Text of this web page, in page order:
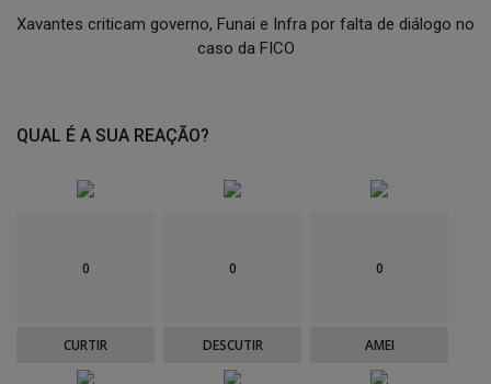
Xavantes criticam governo, Funai e Infra por falta de diálogo no
caso da FICO
QUAL É A SUA REAÇÃO?
0
CURTIR
0
DESCUTIR
0
AMEI